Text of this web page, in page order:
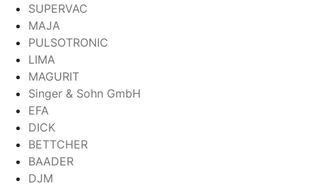
SUPERVAC
MAJA
PULSOTRONIC
LIMA
MAGURIT
Singer & Sohn GmbH
EFA
DICK
BETTCHER
BAADER
DJM